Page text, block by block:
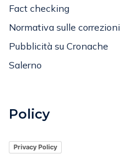
Fact checking
Normativa sulle correzioni
Pubblicità su Cronache
Salerno
Policy
Privacy Policy